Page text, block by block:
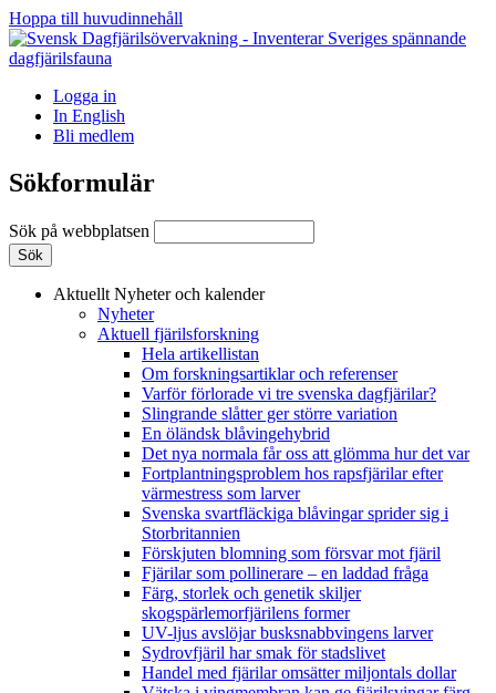
Hoppa till huvudinnehåll
Logga in
In English
Bli medlem
Sökformulär
Sök på webbplatsen
Aktuellt Nyheter och kalender
Nyheter
Aktuell fjärilsforskning
Hela artikellistan
Om forskningsartiklar och referenser
Varför förlorade vi tre svenska dagfjärilar?
Slingrande slåtter ger större variation
En öländsk blåvingehybrid
Det nya normala får oss att glömma hur det var
Fortplantningsproblem hos rapsfjärilar efter
värmestress som larver
Svenska svartfläckiga blåvingar sprider sig i
Storbritannien
Förskjuten blomning som försvar mot fjäril
Fjärilar som pollinerare – en laddad fråga
Färg, storlek och genetik skiljer
skogspärlemorfjärilens former
UV-ljus avslöjar busksnabbvingens larver
Sydrovfjäril har smak för stadslivet
Handel med fjärilar omsätter miljontals dollar